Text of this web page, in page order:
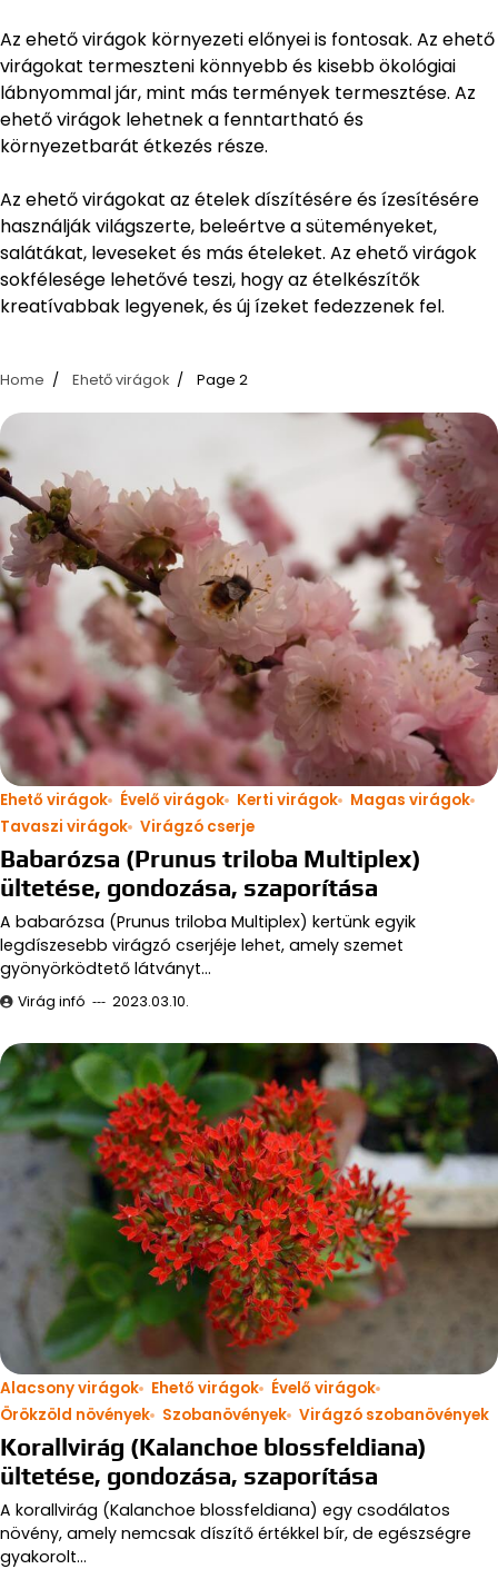
Az ehető virágok környezeti előnyei is fontosak. Az ehető
virágokat termeszteni könnyebb és kisebb ökológiai
lábnyommal jár, mint más termények termesztése. Az
ehető virágok lehetnek a fenntartható és
környezetbarát étkezés része.
Az ehető virágokat az ételek díszítésére és ízesítésére
használják világszerte, beleértve a süteményeket,
salátákat, leveseket és más ételeket. Az ehető virágok
sokfélesége lehetővé teszi, hogy az ételkészítők
kreatívabbak legyenek, és új ízeket fedezzenek fel.
Home Ehető virágok Page 2
Ehető virágok Évelő virágok Kerti virágok
Magas virágok
Tavaszi virágok Virágzó cserje
Babarózsa (Prunus triloba Multiplex)
ültetése, gondozása, szaporítása
A babarózsa (Prunus triloba Multiplex) kertünk egyik
legdíszesebb virágzó cserjéje lehet, amely szemet
gyönyörködtető látványt…
Virág infó 2023.03.10.
Alacsony virágok Ehető virágok
Évelő virágok
Örökzöld növények
Szobanövények Virágzó szobanövények
Korallvirág (Kalanchoe blossfeldiana)
ültetése, gondozása, szaporítása
A korallvirág (Kalanchoe blossfeldiana) egy csodálatos
növény, amely nemcsak díszítő értékkel bír, de egészségre
gyakorolt…